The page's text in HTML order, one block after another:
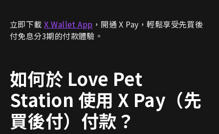
立即下載X Wallet App ，開通 X Pay，輕鬆享受先買後
付免息分3期的付款體驗。
如何於 Love Pet
Station 使用 X Pay （先
買後付）付款？